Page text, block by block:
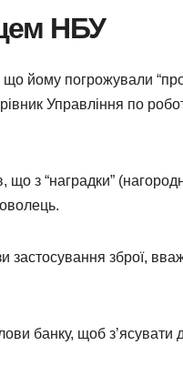
НБУ
що йому погрожували
Управління по
що з “наградки”
застосування зброї,
банку, щоб з’ясувати